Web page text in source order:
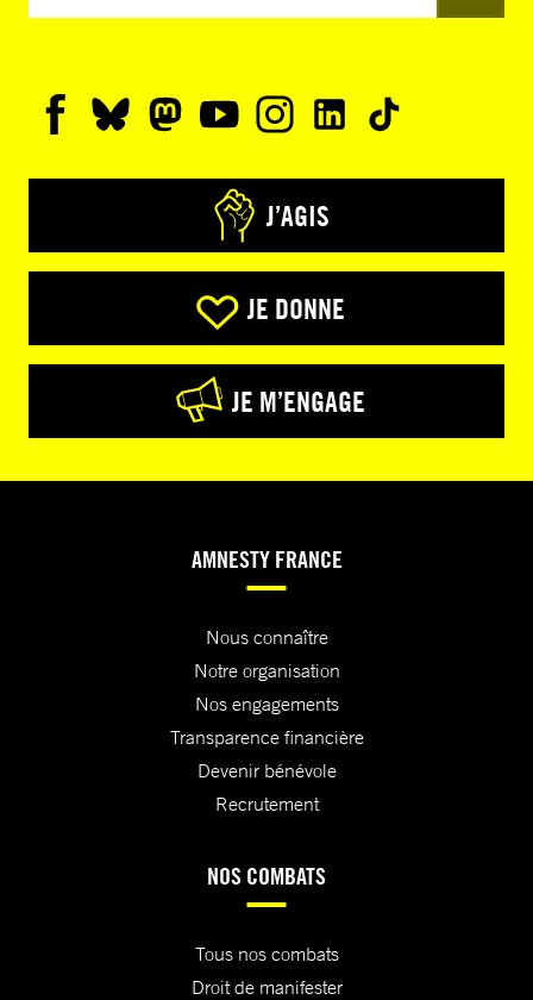
J’AGIS
JE DONNE
JE M’ENGAGE
AMNESTY FRANCE
Nous connaître
Notre organisation
Nos engagements
Transparence financière
Devenir bénévole
Recrutement
NOS COMBATS
Tous nos combats
Droit de manifester